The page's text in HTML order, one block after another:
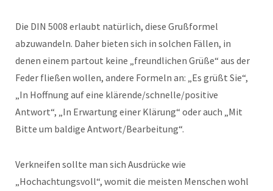
Die DIN 5008 erlaubt natürlich, diese Grußformel
abzuwandeln. Daher bieten sich in solchen Fällen, in
denen einem partout keine „freundlichen Grüße“ aus der
Feder fließen wollen, andere Formeln an: „Es grüßt Sie“,
„In Hoffnung auf eine klärende/schnelle/positive
Antwort“, „In Erwartung einer Klärung“ oder auch „Mit
Bitte um baldige Antwort/Bearbeitung“.
Verkneifen sollte man sich Ausdrücke wie
„Hochachtungsvoll“, womit die meisten Menschen wohl